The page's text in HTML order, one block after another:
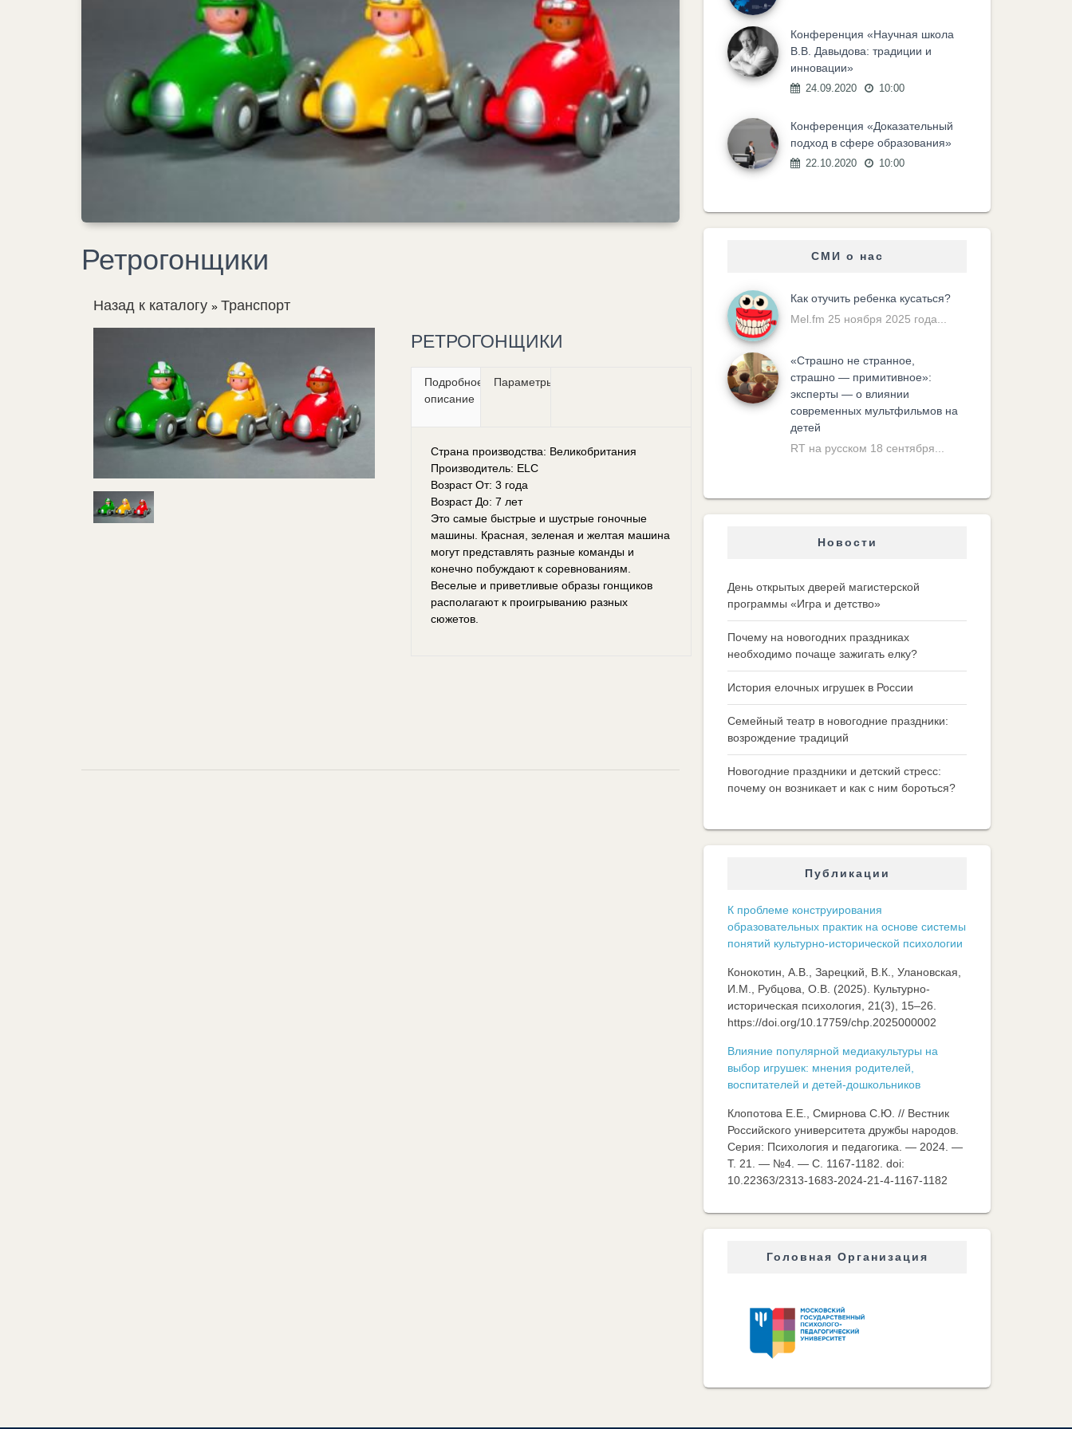
Ретрогонщики
Назад к каталогу Транспорт
РЕТРОГОНЩИКИ
Подробное
описание
Параметры
Страна производства: Великобритания
Производитель: ELC
Возраст От: 3 года
Возраст До: 7 лет
Это самые быстрые и шустрые гоночные
машины. Красная, зеленая и желтая машина
могут представлять разные команды и
конечно побуждают к соревнованиям.
Веселые и приветливые образы гонщиков
располагают к проигрыванию разных
сюжетов.
Конференция «Научная школа
В.В. Давыдова: традиции и
инновации»
24.09.2020 10:00
Конференция «Доказательный
подход в сфере образования»
22.10.2020 10:00
СМИ о нас
Как отучить ребенка кусаться?
Mel.fm 25 ноября 2025 года...
«Cтрашно не странное,
страшно — примитивное»:
эксперты — о влиянии
современных мультфильмов на
детей
RT на русском 18 сентября...
Новости
День открытых дверей магистерской
программы «Игра и детство»
Почему на новогодних праздниках
необходимо почаще зажигать елку?
История елочных игрушек в России
Семейный театр в новогодние праздники:
возрождение традиций
Новогодние праздники и детский стресс:
почему он возникает и как с ним бороться?
Публикации
К проблеме конструирования
образовательных практик на основе системы
понятий культурно-исторической психологии
Конокотин, А.В., Зарецкий, В.К., Улановская,
И.М., Рубцова, О.В. (2025). Культурно-
историческая психология, 21(3), 15–26.
https://doi.org/10.17759/chp.2025000002
Влияние популярной медиакультуры на
выбор игрушек: мнения родителей,
воспитателей и детей-дошкольников
Клопотова Е.Е., Смирнова С.Ю. // Вестник
Российского университета дружбы народов.
Серия: Психология и педагогика. — 2024. —
Т. 21. — №4. — C. 1167-1182. doi:
10.22363/2313-1683-2024-21-4-1167-1182
Головная Организация